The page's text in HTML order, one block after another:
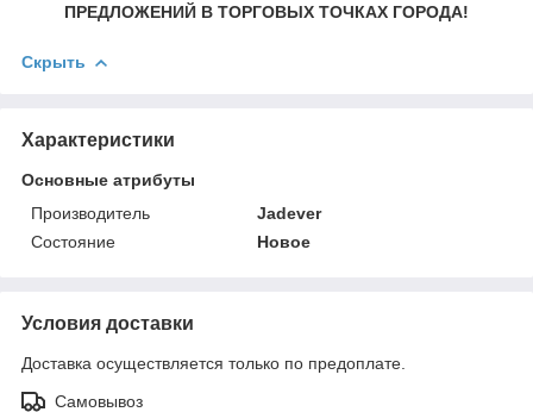
ПРЕДЛОЖЕНИЙ В ТОРГОВЫХ ТОЧКАХ ГОРОДА!
Скрыть
Характеристики
Основные атрибуты
Производитель
Jadever
Состояние
Новое
Условия доставки
Доставка осуществляется только по предоплате.
Самовывоз